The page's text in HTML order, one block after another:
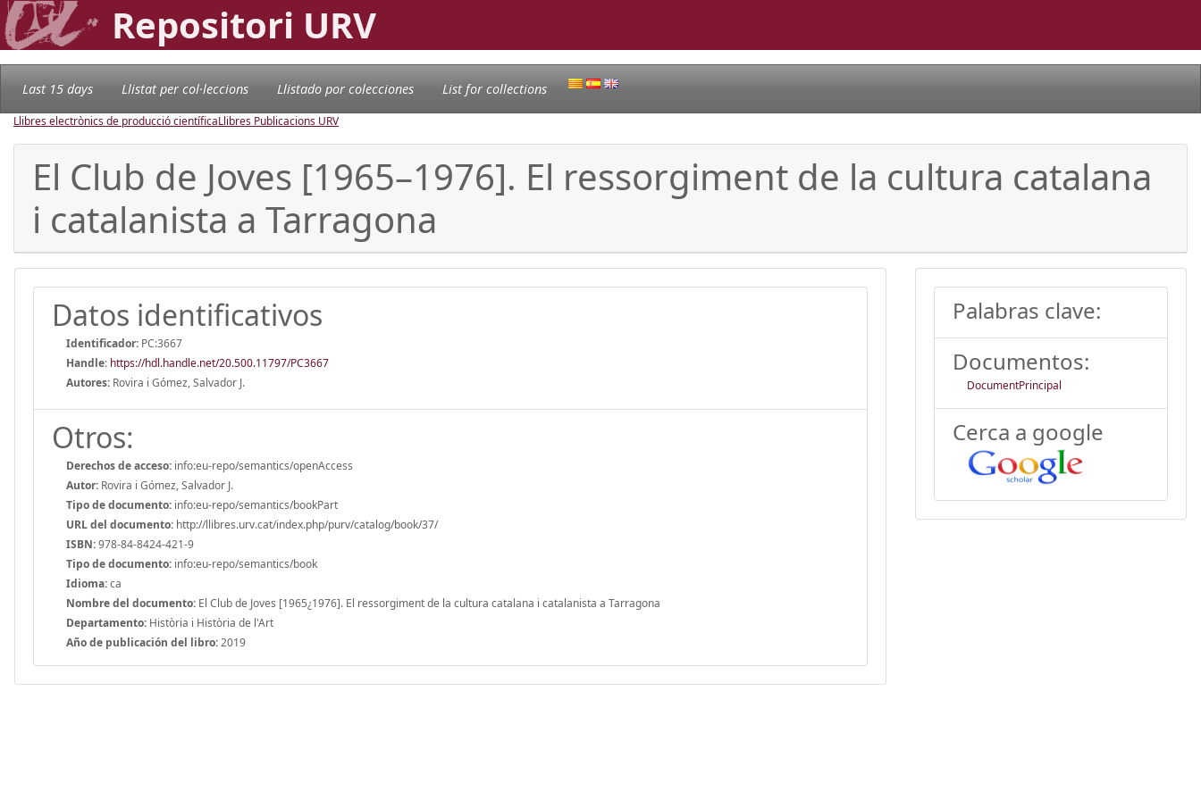
Repositori URV
Last 15 days Llistat per col·leccions Llistado por colecciones List for collections
Llibres electrònics de producció científicaLlibres Publicacions URV
El Club de Joves [1965–1976]. El ressorgiment de la cultura catalana
i catalanista a Tarragona
Datos identificativos
Identificador: PC:3667
Handle: https://hdl.handle.net/20.500.11797/PC3667
Autores: Rovira i Gómez, Salvador J.
Otros:
Derechos de acceso: info:eu-repo/semantics/openAccess
Autor: Rovira i Gómez, Salvador J.
Tipo de documento: info:eu-repo/semantics/bookPart
URL del documento: http://llibres.urv.cat/index.php/purv/catalog/book/37/
ISBN:978-84-8424-421-9
Tipo de documento: info:eu-repo/semantics/book
Idioma:ca
Nombre del documento: El Club de Joves [1965¿1976]. El ressorgiment de la cultura catalana i catalanista a Tarragona
Departamento: Història i Història de l'Art
Año de publicación del libro:2019
Palabras clave:
Documentos:
DocumentPrincipal
Cerca a google